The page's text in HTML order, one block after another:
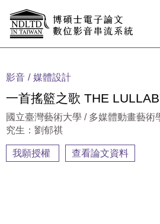
影音 媒體設計
一首搖籃之歌 THE
國立臺灣藝術大學 / 多媒體動畫藝術
究生：劉郁祺
我願授權 查看論文資料